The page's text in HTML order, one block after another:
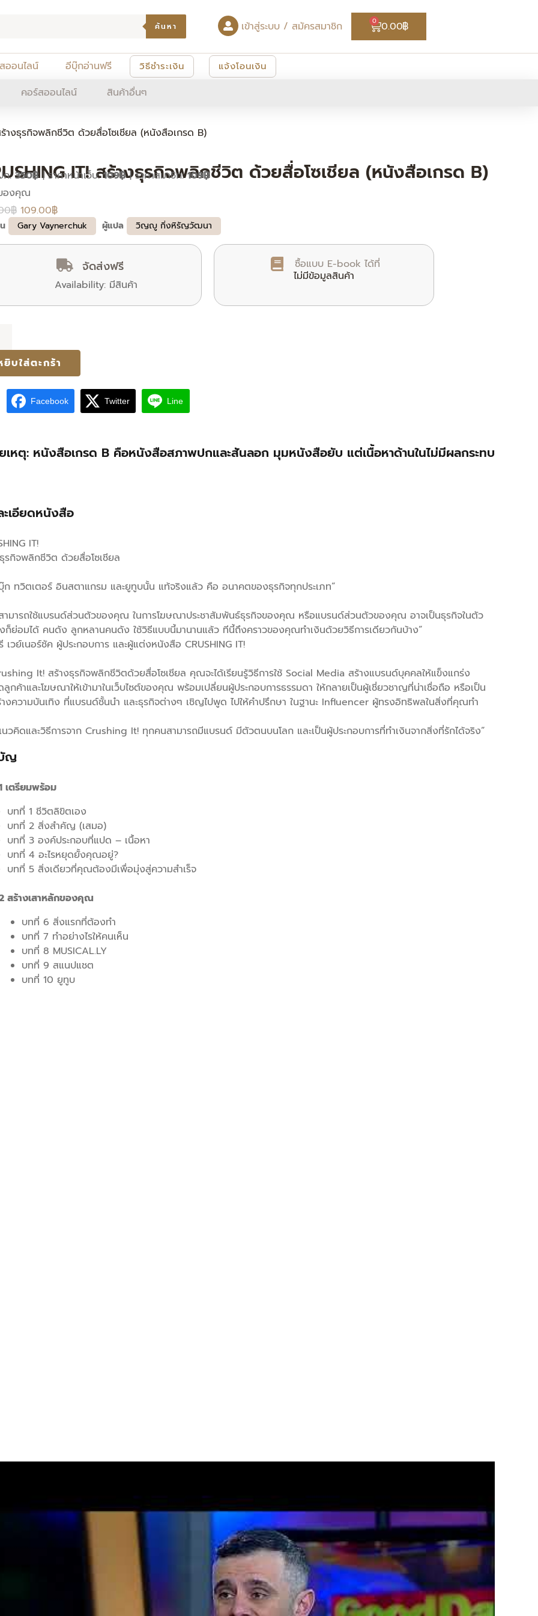
ค้นหา เข้าสู่ระบบ / สมัครสมาชิก 0.00฿
0
Cart
ออนไลน์ อีบุ๊กอ่านฟรี วิธีชำระเงิน แจ้งโอนเงิน
คอร์สออนไลน์ สินค้าอื่นๆ
างธุรกิจพลิกชีวิต ด้วยสื่อโซเชียล (หนังสือเกรด B)
IT! สร้างธุรกิจพลิกชีวิต ด้วยสื่อโซเชียล (หนังสือเกรด B)
ก:350฿|ราคาหน้าเว็บ:109฿|ราคาสมาชิก:109฿
฿
Original
price
was:
350.00฿.
109.00฿price
is:
109.00฿.
Gary Vaynerchuk ผู้แปล วิญญู กิ่งหิรัญวัฒนา
จัดส่งฟรี
Availability: มีสินค้า
ซื้อแบบ E-book ได้ที่
ไม่มีข้อมูลสินค้า
อ
ยิบใส่ตะกร้า
Facebook Twitter Line
เหตุ: หนังสือเกรด B คือหนังสือสภาพปกและสันลอก มุมหนังสือยับ แต่เนื้อหาด้านในไม่มีผลกระทบ
ะเอียดหนังสือ
IT!
รกิจพลิกชีวิต ด้วยสื่อโซเชียล
ก ทวิตเตอร์ อินสตาแกรม และยูทูบนั้น แท้จริงแล้ว คือ อนาคตของธุรกิจทุกประเภท”
มารถใช้แบรนด์ส่วนตัวของคุณ ในการโฆษณาประชาสัมพันธ์ธุรกิจของคุณ หรือแบรนด์ส่วนตัวของคุณ อาจเป็นธุรกิจในตัว
ก็ย่อมได้ คนดัง ลูกหลานคนดัง ใช้วิธีแบบนี้มานานแล้ว ทีนี้ถึงคราวของคุณทำเงินด้วยวิธีการเดียวกันบ้าง”
เวย์เนอร์ชัค ผู้ประกอบการ และผู้แต่งหนังสือ CRUSHING IT!
It! สร้างธุรกิจพลิกชีวิตด้วยสื่อโซเชียล คุณจะได้เรียนรู้วิธีการใช้ Social Media สร้างแบรนด์บุคคลให้แข็งแกร่ง
กค้าและโฆษณาให้เข้ามาในเว็บไซต์ของคุณ พร้อมเปลี่ยนผู้ประกอบการธรรมดา ให้กลายเป็นผู้เชี่ยวชาญที่น่าเชื่อถือ หรือเป็น
งความบันเทิง ที่แบรนด์ชั้นนำ และธุรกิจต่างๆ เชิญไปพูด ไปให้คำปรึกษา ในฐานะ Influencer ผู้ทรงอิทธิพลในสิ่งที่คุณทำ
วคิดและวิธีการจาก Crushing It! ทุกคนสามารถมีแบรนด์ มีตัวตนบนโลก และเป็นผู้ประกอบการที่ทำเงินจากสิ่งที่รักได้จริง”
ญ
เตรียมพร้อม
บทที่ 1 ชีวิตลิขิตเอง
บทที่ 2 สิ่งสำคัญ (เสมอ)
บทที่ 3 องค์ประกอบที่แปด – เนื้อหา
บทที่ 4 อะไรหยุดยั้งคุณอยู่?
บทที่ 5 สิ่งเดียวที่คุณต้องมีเพื่อมุ่งสู่ความสำเร็จ
สร้างเสาหลักของคุณ
บทที่ 6 สิ่งแรกที่ต้องทำ
บทที่ 7 ทำอย่างไรให้คนเห็น
บทที่ 8 MUSICAL.LY
บทที่ 9 สแนปแชต
บทที่ 10 ยูทูบ